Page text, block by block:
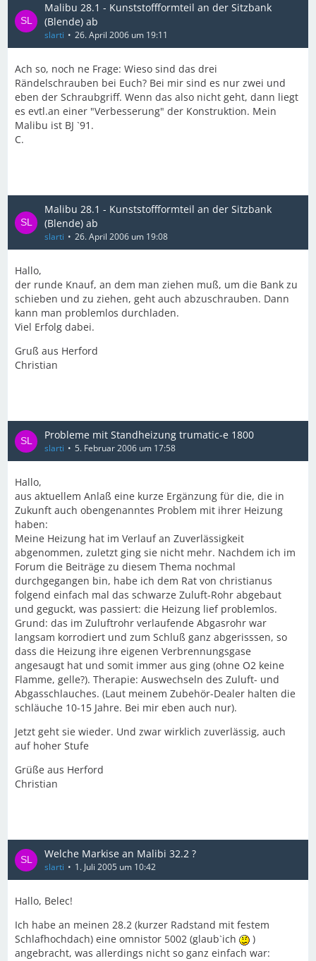
Malibu 28.1 - Kunststoffformteil an der Sitzbank
(Blende) ab
slarti 26. April 2006 um 19:11
Ach so, noch ne Frage: Wieso sind das drei
Rändelschrauben bei Euch? Bei mir sind es nur zwei und
eben der Schraubgriff. Wenn das also nicht geht, dann liegt
es evtl.an einer "Verbesserung" der Konstruktion. Mein
Malibu ist BJ `91.
C.
Malibu 28.1 - Kunststoffformteil an der Sitzbank
(Blende) ab
slarti 26. April 2006 um 19:08
Hallo,
der runde Knauf, an dem man ziehen muß, um die Bank zu
schieben und zu ziehen, geht auch abzuschrauben. Dann
kann man problemlos durchladen.
Viel Erfolg dabei.
Gruß aus Herford
Christian
Probleme mit Standheizung trumatic-e 1800
slarti 5. Februar 2006 um 17:58
Hallo,
aus aktuellem Anlaß eine kurze Ergänzung für die, die in
Zukunft auch obengenanntes Problem mit ihrer Heizung
haben:
Meine Heizung hat im Verlauf an Zuverlässigkeit
abgenommen, zuletzt ging sie nicht mehr. Nachdem ich im
Forum die Beiträge zu diesem Thema nochmal
durchgegangen bin, habe ich dem Rat von christianus
folgend einfach mal das schwarze Zuluft-Rohr abgebaut
und geguckt, was passiert: die Heizung lief problemlos.
Grund: das im Zuluftrohr verlaufende Abgasrohr war
langsam korrodiert und zum Schluß ganz abgerisssen, so
dass die Heizung ihre eigenen Verbrennungsgase
angesaugt hat und somit immer aus ging (ohne O2 keine
Flamme, gelle?). Therapie: Auswechseln des Zuluft- und
Abgasschlauches. (Laut meinem Zubehör-Dealer halten die
schläuche 10-15 Jahre. Bei mir eben auch nur).
Jetzt geht sie wieder. Und zwar wirklich zuverlässig, auch
auf hoher Stufe
Grüße aus Herford
Christian
Welche Markise an Malibi 32.2 ?
slarti 1. Juli 2005 um 10:42
Hallo, Belec!
Ich habe an meinen 28.2 (kurzer Radstand mit festem
Schlafhochdach) eine omnistor 5002 (glaub`ich
)
angebracht, was allerdings nicht so ganz einfach war: